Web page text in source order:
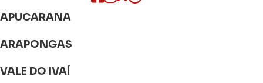
APUCARANA
ARAPONGAS
VALE DO IVAÍ